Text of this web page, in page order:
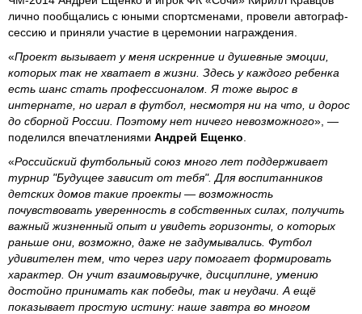
лично пообщались с юными спортсменами, провели автограф-
сессию и приняли участие в церемонии награждения.
«Проект вызывает у меня искренние и душевные эмоции,
которых так не хватает в жизни. Здесь у каждого ребенка
есть шанс стать профессионалом. Я тоже вырос в
интернате, но играл в футбол, несмотря ни на что, и дорос
до сборной России. Поэтому нет ничего невозможного», —
поделился впечатлениями Андрей Ещенко
«Российский футбольный союз много лет поддерживает
турнир "Будущее зависит от тебя". Для воспитанников
детских домов такие проекты — возможность
почувствовать уверенность в собственных силах, получить
важный жизненный опыт и увидеть горизонты, о которых
раньше они, возможно, даже не задумывались. Футбол
удивителен тем, что через игру помогает формировать
характер. Он учит взаимовыручке, дисциплине, умению
достойно принимать как победы, так и неудачи. А ещё
показывает простую истину: наше завтра во многом